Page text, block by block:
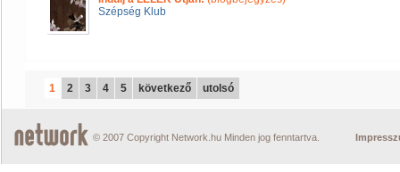
Szépség Klub
1 2 3 4 5 következő utolsó
© 2007 Copyright Network.hu Minden jog fenntartva.